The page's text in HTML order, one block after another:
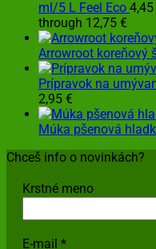
ml/5 L Feel Eco 4,45
through 12,75 €
Arrowroot koreňový
Prípravok na
2,95 €
Múka pšenová
Chceš info o novinkách?
Krstné meno
E-mail *